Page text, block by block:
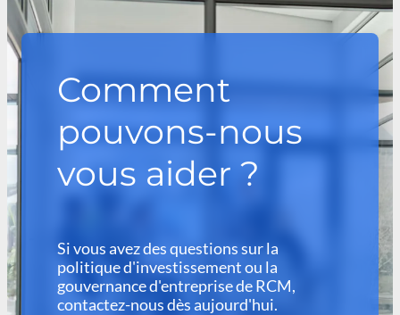
Comment
pouvons-nous
vous aider ?
Si vous avez des questions sur la
politique d'investissement ou la
gouvernance d'entreprise de RCM,
contactez-nous dès aujourd'hui.